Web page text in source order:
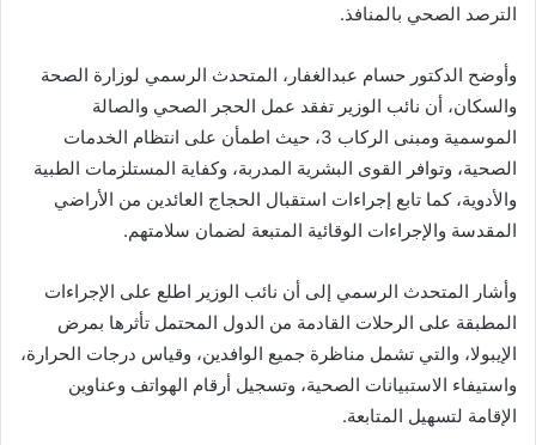
الترصد الصحي بالمنافذ.
وأوضح الدكتور حسام عبدالغفار، المتحدث الرسمي لوزارة الصحة
والسكان، أن نائب الوزير تفقد عمل الحجر الصحي والصالة
الموسمية ومبنى الركاب 3، حيث اطمأن على انتظام الخدمات
الصحية، وتوافر القوى البشرية المدربة، وكفاية المستلزمات الطبية
والأدوية، كما تابع إجراءات استقبال الحجاج العائدين من الأراضي
المقدسة والإجراءات الوقائية المتبعة لضمان سلامتهم.
وأشار المتحدث الرسمي إلى أن نائب الوزير اطلع على الإجراءات
المطبقة على الرحلات القادمة من الدول المحتمل تأثرها بمرض
الإيبولا، والتي تشمل مناظرة جميع الوافدين، وقياس درجات الحرارة،
واستيفاء الاستبيانات الصحية، وتسجيل أرقام الهواتف وعناوين
الإقامة لتسهيل المتابعة.